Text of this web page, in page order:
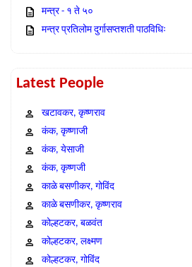
मन्त्र - १ ते ५०
मन्त्र प्रतिलोम दुर्गासप्तशती पाठविधिः
Latest People
खटावकर, कृष्णराव
कंक, कृष्णाजी
कंक, येसाजी
कंक, कृष्णजी
काळे बसणीकर, गोविंद
काळे बसणीकर, कृष्णराव
कोल्हटकर, बळवंत
कोल्हटकर, लक्ष्मण
कोल्हटकर, गोविंद